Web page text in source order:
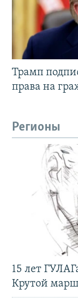
Трамп
права на
Регионы
15 лет
Крутой